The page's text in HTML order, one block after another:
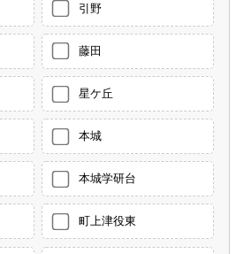
引野
藤田
星ケ丘
本城
本城学研台
町上津役東